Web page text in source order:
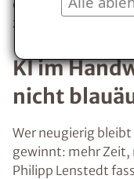
oder durch KI
zum
KI im
nicht
Wer neugierig
gewinnt: mehr Zeit,
Philipp Lenstedt